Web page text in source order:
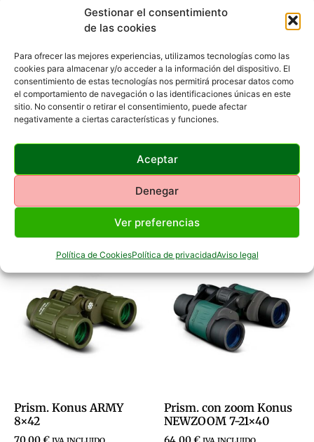
Gestionar el consentimiento
de las cookies
Para ofrecer las mejores experiencias, utilizamos tecnologías como las
cookies para almacenar y/o acceder a la información del dispositivo. El
consentimiento de estas tecnologías nos permitirá procesar datos como
el comportamiento de navegación o las identificaciones únicas en este
sitio. No consentir o retirar el consentimiento, puede afectar
negativamente a ciertas características y funciones.
Aceptar
Denegar
Ver preferencias
Política de CookiesPolítica de privacidadAviso legal
Productos Relacionados
Prism. Konus ARMY
8×42
Prism. con zoom Konus
NEWZOOM 7-21×40
Aumentos: 7X
Objetivo (mm): 50
Campo visual a 1000 m (m): 110
Prisma: Bak4
Óptica con recubrimiento multicapa
Tipo: Prismas de porro
Enfoque centrado
Revestimiento de carcasa en goma
Dimensiones, LxAlxAn (cm): 13,7 x 6 x 17,5